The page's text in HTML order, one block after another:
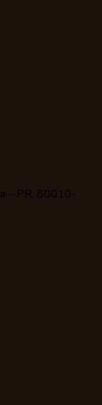
– PR, 80010-